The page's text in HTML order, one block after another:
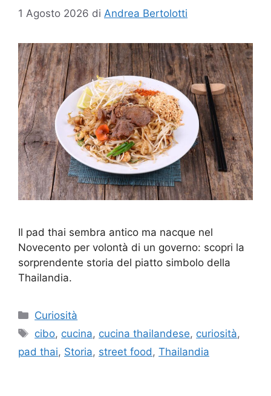
1 Agosto 2026 di Andrea Bertolotti
Il pad thai sembra antico ma nacque nel
Novecento per volontà di un governo: scopri la
sorprendente storia del piatto simbolo della
Thailandia.
Categorie
Curiosità
Tag
cibo, cucina, cucina thailandese, curiosità,
pad thai, Storia, street food , Thailandia